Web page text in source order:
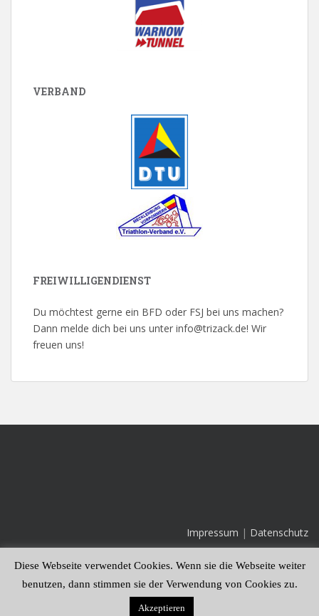
VERBAND
FREIWILLIGENDIENST
Du möchtest gerne ein BFD oder FSJ bei uns machen?
Dann melde dich bei uns unter info@trizack.de! Wir
freuen uns!
Impressum | Datenschutz
ColorlibPowered by
Diese Webseite verwendet Cookies. Wenn sie die Webseite weiter
benutzen, dann stimmen sie der Verwendung von Cookies zu.
Akzeptieren